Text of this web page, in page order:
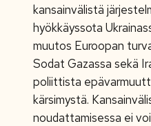
kansainvälistä
hyökkäyssota
muutos Euroopan
Sodat Gazassa sekä
poliittista
kärsimystä.
noudattamisessa ei